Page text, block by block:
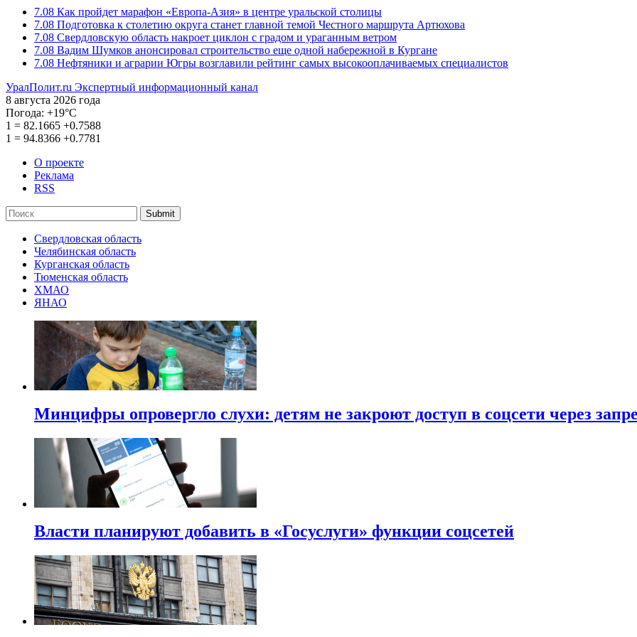
7.08 Как пройдет марафон «Европа-Азия» в центре уральской столицы
7.08 Подготовка к столетию округа станет главной темой Честного маршрута Артюхова
7.08 Свердловскую область накроет циклон с градом и ураганным ветром
7.08 Вадим Шумков анонсировал строительство еще одной набережной в Кургане
7.08 Нефтяники и аграрии Югры возглавили рейтинг самых высокооплачиваемых специалистов
УралПолит.ru Экспертный информационный канал
8 августа 2026 года
Погода: +19°С
1 = 82.1665 +0.7588
1 = 94.8366 +0.7781
О проекте
Реклама
RSS
Submit
Свердловская область
Челябинская область
Курганская область
Тюменская область
ХМАО
ЯНАО
Минцифры опровергло слухи: детям не закроют доступ в соцсети через
Власти планируют добавить в «Госуслуги» функции соцсетей